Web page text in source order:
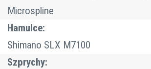
Microspline
Hamulce:
Shimano SLX M7100
Szprychy: